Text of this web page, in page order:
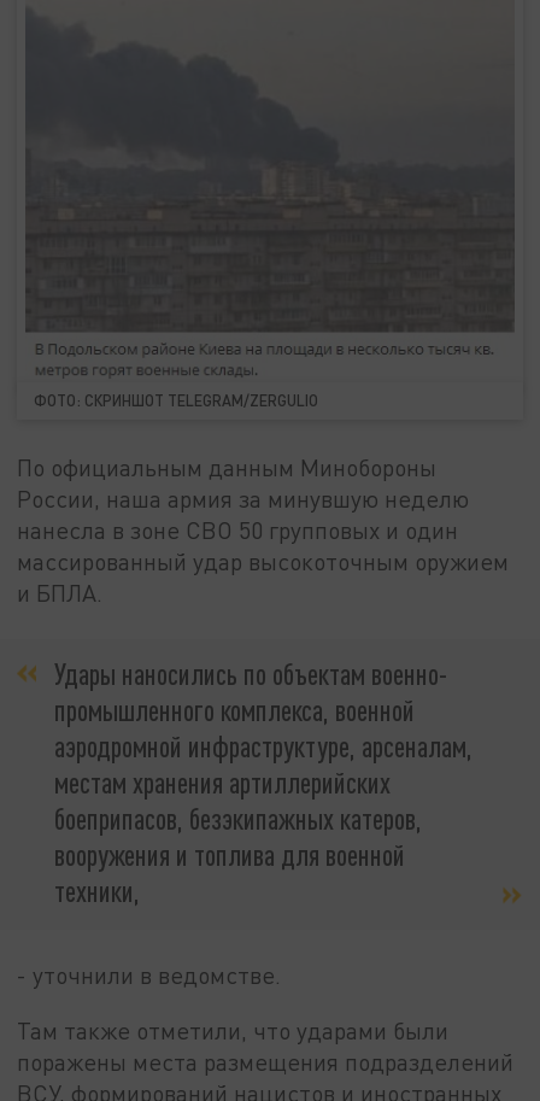
ФОТО: СКРИНШОТ TELEGRAM/ZERGULIO
По официальным данным Минобороны
России, наша армия за минувшую неделю
нанесла в зоне СВО 50 групповых и один
массированный удар высокоточным оружием
и БПЛА.
Удары наносились по объектам военно-
промышленного комплекса, военной
аэродромной инфраструктуре, арсеналам,
местам хранения артиллерийских
боеприпасов, безэкипажных катеров,
вооружения и топлива для военной
техники,
- уточнили в ведомстве.
Там также отметили, что ударами были
поражены места размещения подразделений
ВСУ, формирований нацистов и иностранных